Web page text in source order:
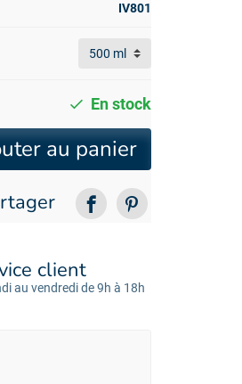
IV801
En stock
au panier
client
au vendredi de 9h à 18h